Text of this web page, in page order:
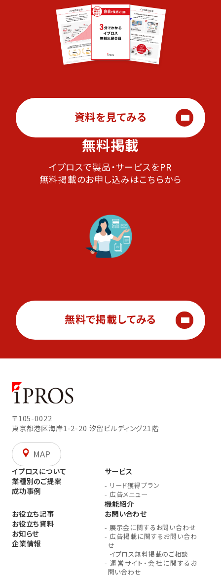
資料を見てみる
無料掲載
イプロスで製品・サービスをPR
無料掲載のお申し込みはこちらから
無料で掲載してみる
〒105-0022
東京都港区海岸1-2-20 汐留ビルディング21階
MAP
イプロスについて
業種別のご提案
成功事例
サービス
- リード獲得プラン
- 広告メニュー
機能紹介
お役立ち記事
お役立ち資料
お知らせ
企業情報
お問い合わせ
- 展示会に関するお問い合わせ
- 広告掲載に関するお問い合わ
せ
- イプロス無料掲載のご相談
- 運営サイト・会社に関するお
問い合わせ